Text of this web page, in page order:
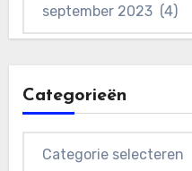
Categorieën